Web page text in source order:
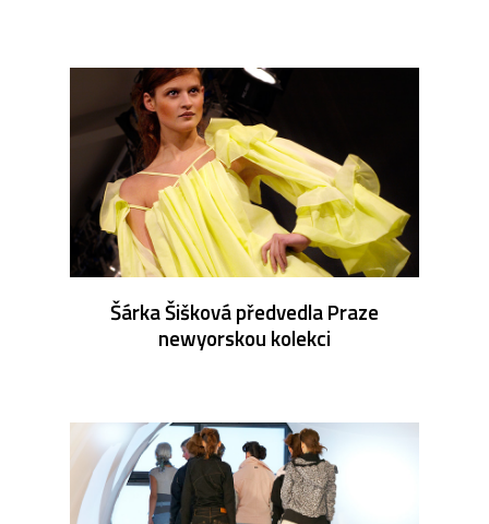
Šárka Šišková předvedla Praze
newyorskou kolekci